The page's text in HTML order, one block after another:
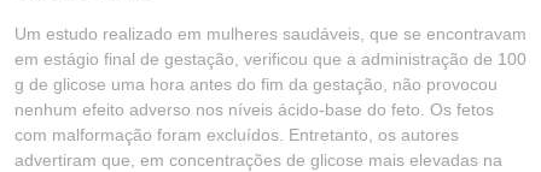
Um estudo realizado em mulheres saudáveis, que se encontravam
em estágio final de gestação, verificou que a administração de 100
g de glicose uma hora antes do fim da gestação, não provocou
nenhum efeito adverso nos níveis ácido-base do feto. Os fetos
com malformação foram excluídos. Entretanto, os autores
advertiram que, em concentrações de glicose mais elevadas na